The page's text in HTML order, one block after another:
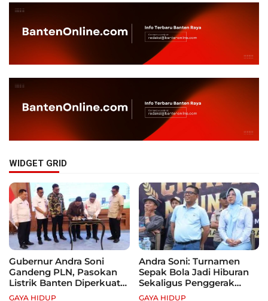
WIDGET GRID
Gubernur Andra Soni
Gandeng PLN, Pasokan
Listrik Banten Diperkuat
demi Genjot Investasi
GAYA HIDUP
Andra Soni: Turnamen
Sepak Bola Jadi Hiburan
Sekaligus Penggerak
Ekonomi Rakyat
GAYA HIDUP